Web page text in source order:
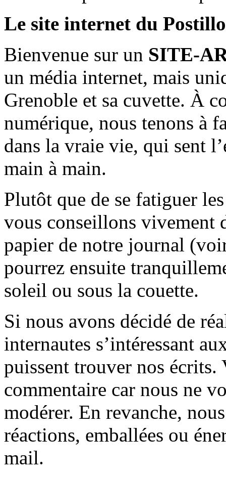
Le site internet du
Bienvenue sur un SITE-
un média internet, mais
Grenoble et sa cuvette. À
numérique, nous tenons à
dans la vraie vie, qui sent
main à main.
Plutôt que de se fatiguer
vous conseillons vivement
papier de notre journal
pourrez ensuite
soleil ou sous la couette.
Si nous avons décidé de
internautes s’intéressant
puissent trouver nos écrits.
commentaire car nous ne
modérer. En revanche,
réactions, emballées ou
mail.